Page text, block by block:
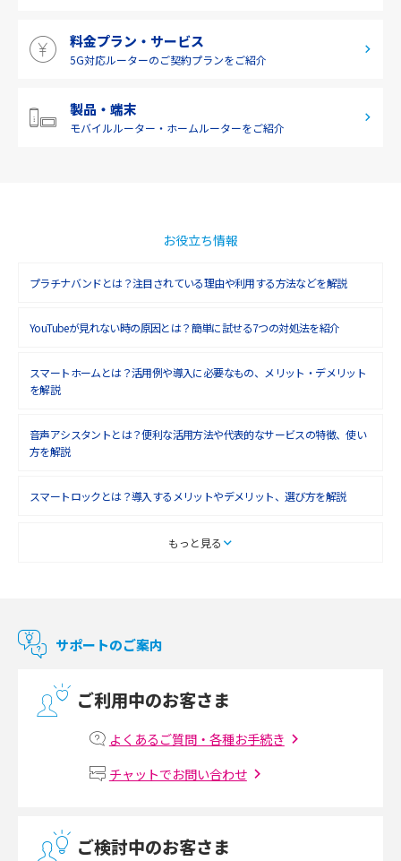
料金プラン・サービス
5G対応ルーターのご契約プランをご紹介
製品・端末
モバイルルーター・ ホームルーターをご紹介
お役立ち情報
プラチナバンドとは？注目されている理由や利用する方法などを解説
YouTubeが見れない時の原因とは？簡単に試せる7つの対処法を紹介
スマートホームとは？活用例や導入に必要なもの、メリット・デメリット
を解説
音声アシスタントとは？便利な活用方法や代表的なサービスの特徴、使い
方を解説
スマートロックとは？導入するメリットやデメリット、選び方を解説
スマートテレビとは？特徴や選び方、使い方をわかりやすく解説
マンションで使えるWi-Fiは？種類ごとの特徴や選び方を紹介
マンションで光回線の利用を始める手順は？設備状況の確認方法も解説
Wi-Fiルーターの設定方法をわかりやすく解説！事前に準備すべきものも紹
無線LANとは？メリット・デメリットや接続方法を解説
もっと見る
サポートのご案内
ご利用中のお客さま
よくあるご質問・各種お手続き
チャットでお問い合わせ
ご検討中のお客さま